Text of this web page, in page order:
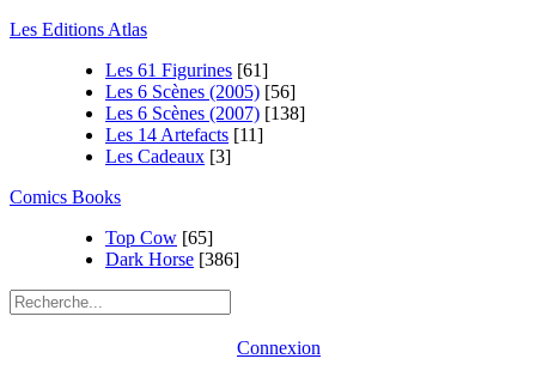
Les Editions Atlas
Les 61 Figurines [61]
Les 6 Scènes (2005) [56]
Les 6 Scènes (2007) [138]
Les 14 Artefacts [11]
Les Cadeaux [3]
Comics Books
Top Cow [65]
Dark Horse [386]
Connexion